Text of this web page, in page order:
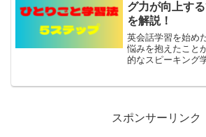
グ力が向上す
を解説！
英会話学習を始め
悩みを抱えたこと
的なスピーキング
スポンサーリンク